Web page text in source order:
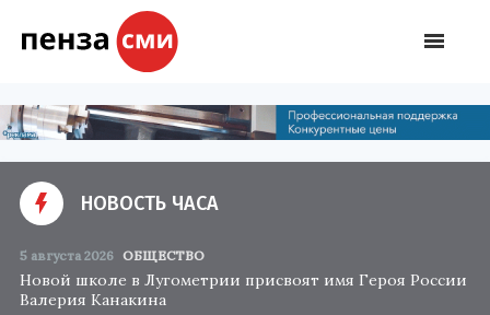
НОВОСТЬ ЧАСА
5 августа 2026 ОБЩЕСТВО
Новой школе в Лугометрии присвоят имя Героя России
Валерия Канакина